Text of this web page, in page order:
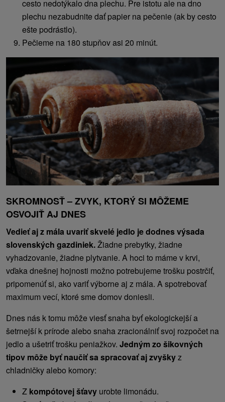
cesto nedotýkalo dna plechu. Pre istotu ale na dno
plechu nezabudnite dať papier na pečenie (ak by cesto
ešte podrástlo).
Pečieme na 180 stupňov asi 20 minút.
SKROMNOSŤ – ZVYK, KTORÝ SI MÔŽEME
OSVOJIŤ AJ DNES
Vedieť aj z mála uvariť skvelé jedlo je dodnes výsada
slovenských gazdiniek.Žiadne prebytky, žiadne
vyhadzovanie, žiadne plytvanie. A hoci to máme v krvi,
vďaka dnešnej hojnosti možno potrebujeme trošku postrčiť,
pripomenúť si, ako variť výborne aj z mála. A spotrebovať
maximum vecí, ktoré sme domov doniesli.
Dnes nás k tomu môže viesť snaha byť ekologickejší a
šetrnejší k prírode alebo snaha zracionálniť svoj rozpočet na
jedlo a ušetriť trošku peniažkov. Jedným zo šikovných
tipov môže byť naučiť sa spracovať aj zvyškyz
chladničky alebo komory:
Z kompótovej šťavy urobte limonádu.